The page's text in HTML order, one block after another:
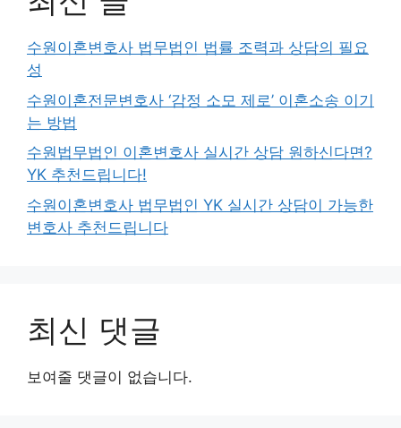
수원이혼변호사 법무법인 법률 조력과 상담의 필요
성
수원이혼전문변호사 ‘감정 소모 제로’ 이혼소송 이기
는 방법
수원법무법인 이혼변호사 실시간 상담 원하신다면?
YK 추천드립니다!
수원이혼변호사 법무법인 YK 실시간 상담이 가능한
변호사 추천드립니다
최신 댓글
보여줄 댓글이 없습니다.